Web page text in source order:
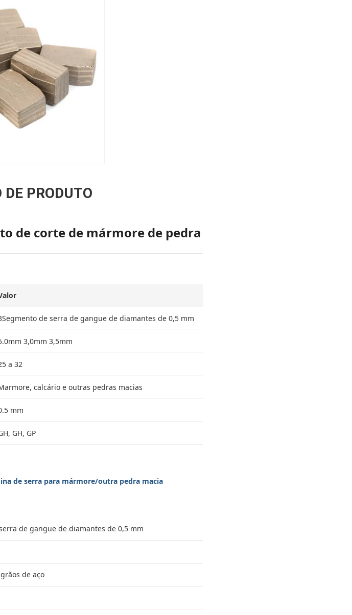
DE PRODUTO
de corte de mármore de pedra
de serra de gangue de diamantes de 0,5 mm
3,0mm 3,5mm
a 32
calcário e outras pedras macias
mm
GH, GP
de serra para mármore/outra pedra macia
de gangue de diamantes de 0,5 mm
de aço